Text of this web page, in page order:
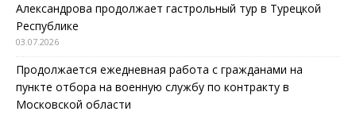
Александрова продолжает гастрольный тур в Турецкой
Республике
03.07.2026
Продолжается ежедневная работа с гражданами на
пункте отбора на военную службу по контракту в
Московской области